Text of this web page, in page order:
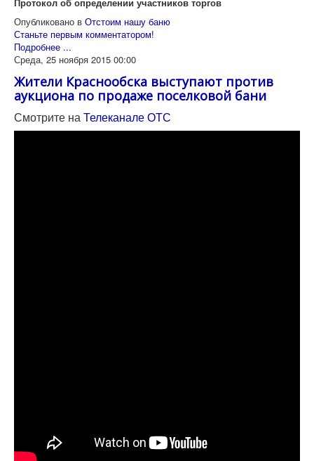
Опубликовано в Отстоим нашу баню
Станьте первым комментатором!
Подробнее ...
Среда, 25 ноября 2015 00:00
Жители Краснообска выступают против
аукциона по продаже поселковой бани
Смотрите наТелеканале ОТС